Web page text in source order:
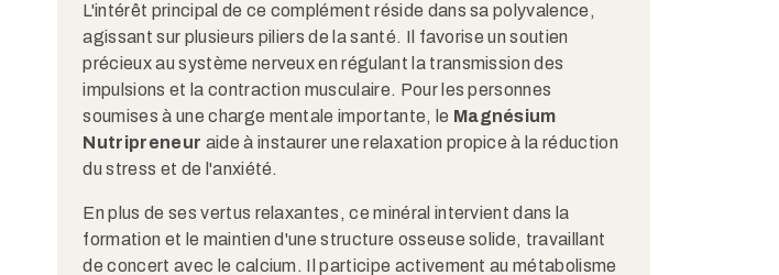
L'intérêt principal de ce complément réside dans sa polyvalence,
agissant sur plusieurs piliers de la santé. Il favorise un soutien
précieux au système nerveux en régulant la transmission des
impulsions et la contraction musculaire. Pour les personnes
soumises à une charge mentale importante, le Magnésium
Nutripreneur aide à instaurer une relaxation propice à la réduction
du stress et de l'anxiété.
En plus de ses vertus relaxantes, ce minéral intervient dans la
formation et le maintien d'une structure osseuse solide, travaillant
de concert avec le calcium. Il participe activement au métabolisme